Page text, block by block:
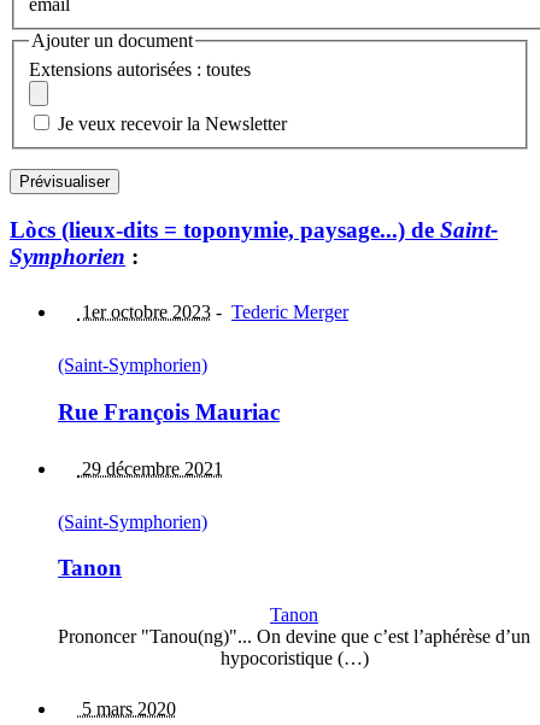
email
Ajouter un document
Extensions autorisées : toutes
Je veux recevoir la Newsletter
Lòcs (lieux-dits = toponymie, paysage...) de Saint-
Symphorien :
1er octobre 2023 - Tederic Merger
(Saint-Symphorien)
Rue François Mauriac
29 décembre 2021
(Saint-Symphorien)
Tanon
Tanon
Prononcer "Tanou(ng)"... On devine que c’est l’aphérèse d’un
hypocoristique (…)
5 mars 2020